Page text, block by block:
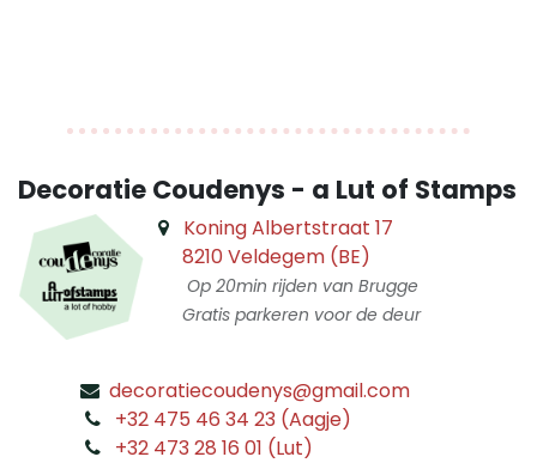
Decoratie Coudenys - a Lut of Stamps
Koning Albertstraat 17
8210 Veldegem (BE)
Op 20min rijden van Brugge
Gratis parkeren voor de deur
decoratiecoudenys@gmail.com
+32 475 46 34 23 (Aagje)
+32 473 28 16 01 (Lut)